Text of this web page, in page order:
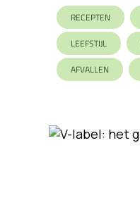
RECEPTEN
LEEFSTIJL
AFVALLEN